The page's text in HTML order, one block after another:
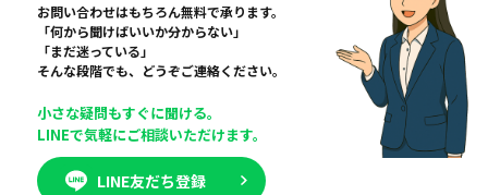
お問い合わせはもちろん無料で承ります。
「何から聞けばいいか分からない」
「まだ迷っている」
そんな段階でも、どうぞご連絡ください。
小さな疑問もすぐに聞ける。
LINEで気軽にご相談いただけます。
LINE友だち登録